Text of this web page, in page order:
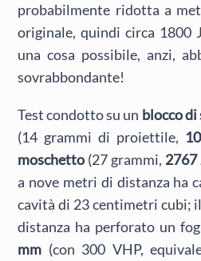
probabilmente ridotta a
originale, quindi circa 1800
una cosa possibile, anzi,
sovrabbondante!
Test condotto su un blocco di
(14 grammi di proiettile,
moschetto (27 grammi, 2767
a nove metri di distanza ha
cavità di 23 centimetri cubi;
distanza ha perforato un
mm (con 300 VHP,